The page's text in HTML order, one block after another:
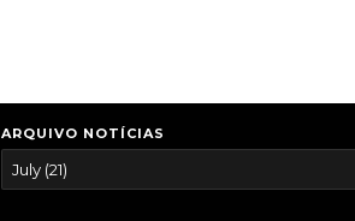
ARQUIVO NOTÍCIAS